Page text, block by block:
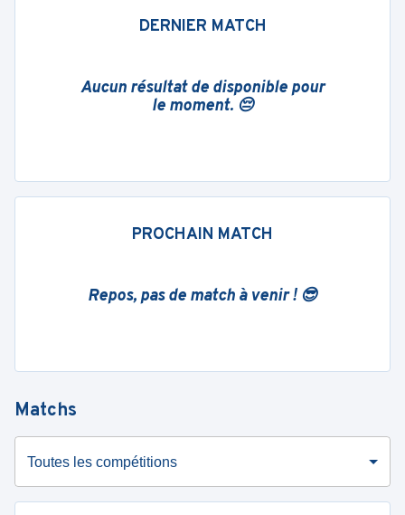
DERNIER MATCH
Aucun résultat de disponible pour
le moment. 😔
PROCHAIN MATCH
Repos, pas de match à venir ! 😎
Matchs
Toutes les compétitions